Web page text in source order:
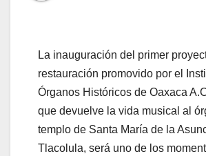
La inauguración del primer
restauración promovido por el
Órganos Históricos de Oaxaca
que devuelve la vida musical al
templo de Santa María de la
Tlacolula, será uno de los